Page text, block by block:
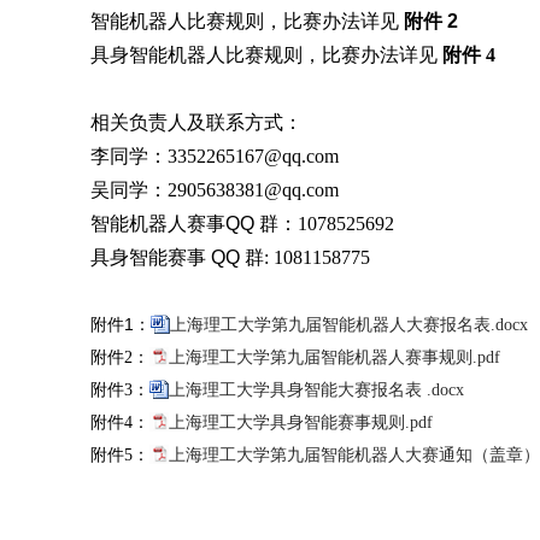
智能机器人比赛规则，比赛办法详见 附件2
具身智能机器人比赛规则，比赛办法详见 附件4
相关负责人及联系方式：
李同学： 3352265167@qq.com
吴同学： 2905638381@qq.com
智能机器人赛事QQ 群： 1078525692
具身智能赛事 QQ 群: 1081158775
附件1 ：
上海理工大学第九届智能机器人大赛报名表.docx
附件2：
上海理工大学第九届智能机器人赛事规则.pdf
附件3：
上海理工大学具身智能大赛报名表 .docx
附件4 ：
上海理工大学具身智能赛事规则.pdf
附件5：
上海理工大学第九届智能机器人大赛通知（盖章